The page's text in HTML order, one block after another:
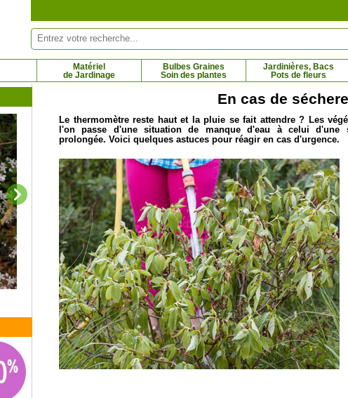
Matériel
de Jardinage
Bulbes Graines
Soin des plantes
Jardinières, Bacs
Pots de fleurs
Oyat des sables, Oyat des dunes
1.65 € - 3.95 €
Palmier chanvre
5.36 € - 226.68 €
En cas de
Le thermomètre reste haut et la pluie se fait attendre ? Les
l'on passe d'une situation de manque d'eau à celui d'une
prolongée. Voici quelques astuces pour réagir en cas d'urgence.